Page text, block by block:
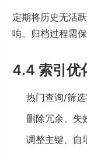
定期将历史无活
响。归档过程需
4.4 索引优
热门查询/筛
删除冗余、失
调整主键、自